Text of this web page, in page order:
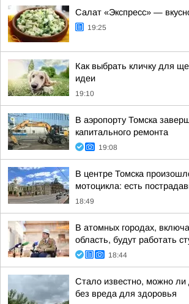
Салат «Экспресс» —
19:25
Как выбрать кличку для
идеи
19:10
В аэропорту Томска
капитального ремонта
19:08
В центре Томска
мотоцикла: есть
18:49
В атомных городах,
область, будут работать
18:44
Стало известно, можно
без вреда для здоровья